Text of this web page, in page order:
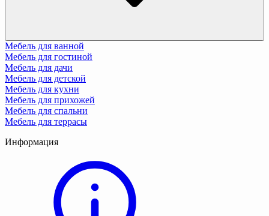
Мебель для ванной
Мебель для гостиной
Мебель для дачи
Мебель для детской
Мебель для кухни
Мебель для прихожей
Мебель для спальни
Мебель для террасы
Информация